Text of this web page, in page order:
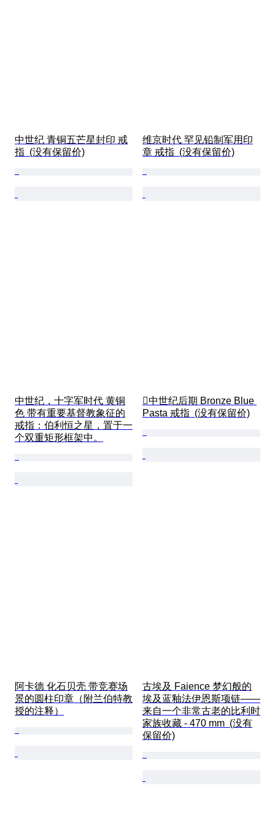
中世纪 青铜五芒星封印 戒
指  (没有保留价)
维京时代 罕见铅制军用印
章 戒指  (没有保留价)
中世纪，十字军时代 黄铜
色 带有重要基督教象征的
戒指：伯利恒之星，置于一
个双重矩形框架中。
中世纪后期 Bronze Blue
Pasta 戒指  (没有保留价)
阿卡德 化石贝壳 带竞赛场
景的圆柱印章（附兰伯特教
授的注释）
古埃及 Faience 梦幻般的
埃及蓝釉法伊恩斯项链——
来自一个非常古老的比利时
家族收藏 - 470 mm  (没有
保留价)